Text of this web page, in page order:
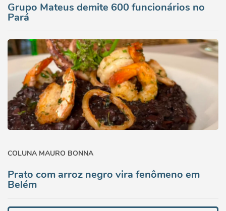
Grupo Mateus demite 600 funcionários no
Pará
COLUNA MAURO BONNA
Prato com arroz negro vira fenômeno em
Belém